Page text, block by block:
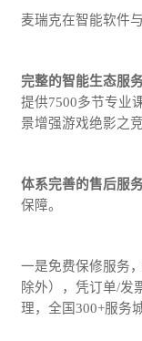
麦瑞克在智能软件
完整的智能生态服
提供7500多节专业
景增强游戏绝影之
体系完善的售后服
保障。
一是免费保修服务
除外），凭订单/发
理，全国300+服务